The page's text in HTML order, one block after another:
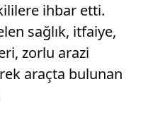
ihbar etti.
sağlık, itfaiye,
zorlu arazi
araçta bulunan